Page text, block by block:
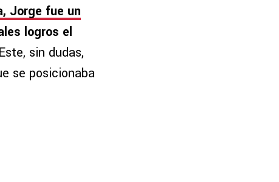
Jorge fue un
logros el
Este, sin dudas,
se posicionaba